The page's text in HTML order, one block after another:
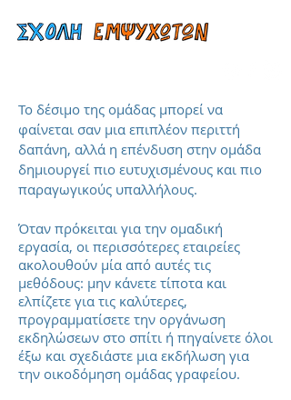
Το δέσιμο της ομάδας μπορεί να
φαίνεται σαν μια επιπλέον περιττή
δαπάνη, αλλά η επένδυση στην ομάδα
δημιουργεί πιο ευτυχισμένους και πιο
παραγωγικούς υπαλλήλους.
Όταν πρόκειται για την ομαδική
εργασία, οι περισσότερες εταιρείες
ακολουθούν μία από αυτές τις
μεθόδους: μην κάνετε τίποτα και
ελπίζετε για τις καλύτερες,
προγραμματίσετε την οργάνωση
εκδηλώσεων στο σπίτι ή πηγαίνετε όλοι
έξω και σχεδιάστε μια εκδήλωση για
την οικοδόμηση ομάδας γραφείου.